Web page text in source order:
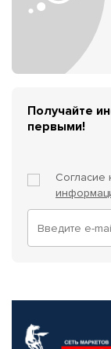
Получайте
первыми!
Согласие